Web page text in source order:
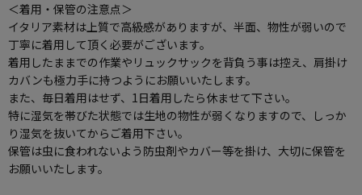
＜着用・保管の注意点＞
イタリア素材は上質で高級感がありますが、半面、物性が弱いので
丁寧に着用して頂く必要がございます。
着用したままでの作業やリュックサックを背負う事は控え、肩掛け
カバンも極力手に持つようにお願いいたします。
また、毎日着用はせず、1日着用したら休ませて下さい。
特に湿気を帯びた状態では生地の物性が弱くなりますので、しっか
り湿気を抜いてからご着用下さい。
保管は虫に食われないよう防虫剤やカバー等を掛け、大切に保管を
お願いいたします。